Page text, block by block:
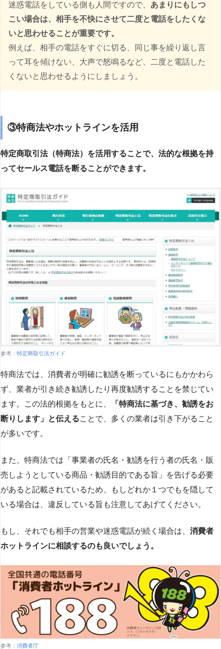
迷惑電話をしている側も人間ですので、 あまりにもしつ
こい場合は、相手を不快にさせて二度と電話をしたくな
いと思わせることが重要です。
例えば、相手の電話をすぐに切る、同じ事を繰り返し言
って耳を傾けない、大声で怒鳴るなど、二度と電話した
くないと思わせるようにしましょう。
③特商法やホットラインを活用
特定商取引法（特商法）を活用することで、法的な根拠を持
ってセールス電話を断ることができます。
参考： 特定商取引法ガイド
特商法では、消費者が明確に勧誘を断っているにもかかわら
ず、業者が引き続き勧誘したり再度勧誘することを禁じてい
ます。この法的根拠をもとに、
「特商法に基づき、勧誘をお
断りします」と伝えることで、多くの業者は引き下がること
が多いです​​。
また、特商法では「事業者の氏名・勧誘を行う者の氏名・販
売しようとしている商品・勧誘目的である旨」を告げる必要
があると記載されているため、もしどれか１つでもを隠して
いる場合は、違反している旨も注意してあげてください。
もし、それでも相手の営業や迷惑電話が続く場合は、 消費者
ホットラインに相談するのも良いでしょう。
参考： 消費者庁